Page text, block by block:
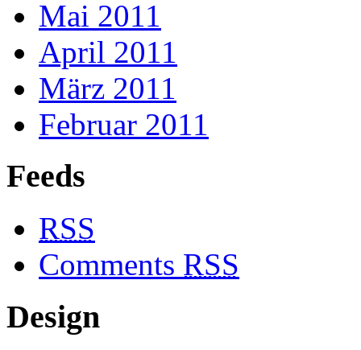
Mai 2011
April 2011
März 2011
Februar 2011
Feeds
RSS
Comments RSS
Design